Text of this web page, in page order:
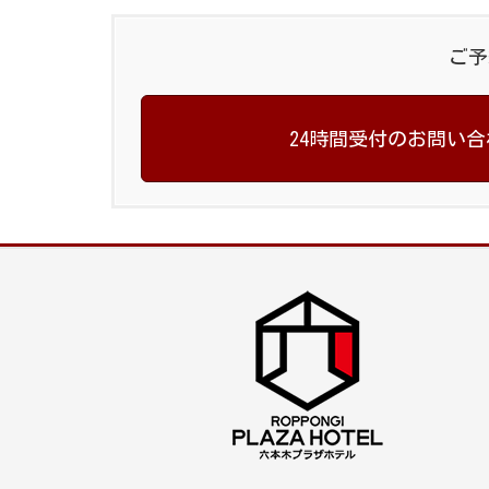
ご
24時間受付のお問い